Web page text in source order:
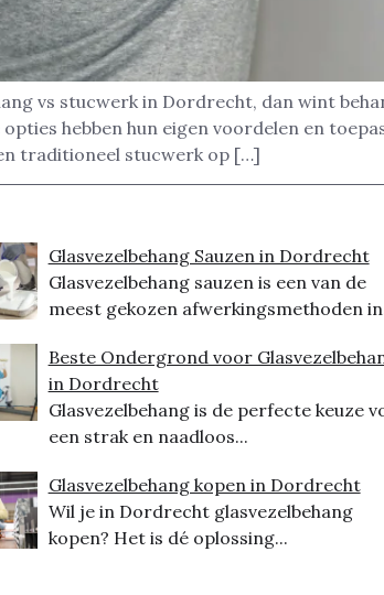
vs stucwerk in Dordrecht, dan wint
hebben hun eigen voordelen en
traditioneel stucwerk op […]
Glasvezelbehang Sauzen in Dordrecht
Glasvezelbehang sauzen is een van de
meest gekozen afwerkingsmethoden
Beste Ondergrond voor
in Dordrecht
Glasvezelbehang is de perfecte keuze
een strak en naadloos...
Glasvezelbehang kopen in Dordrecht
Wil je in Dordrecht glasvezelbehang
kopen? Het is dé oplossing...